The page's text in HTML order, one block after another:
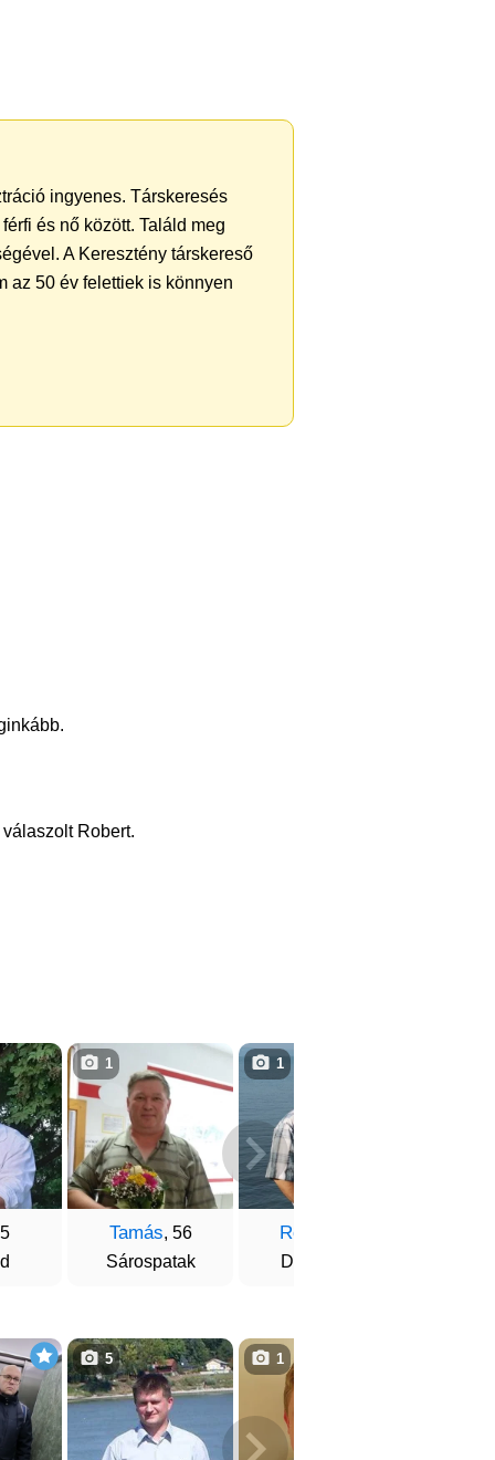
ingyenes. Társkeresés
és nő között. Találd meg
A Keresztény társkereső
az 50 év felettiek is könnyen
Robert.
Tamás, 56
Sárospatak
1
Robert
Dombóvár
1
5 1